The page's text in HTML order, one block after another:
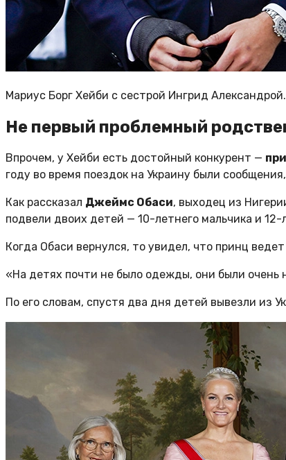
Мариус Борг Хейби с сестрой Ингрид
Не первый проблемный
Впрочем, у Хейби есть достойный конкурент —
году во время поездок на Украину были
Как рассказал Джеймс Обаси, выходец из
подвели двоих детей — 10-летнего мальчика и
Когда Обаси вернулся, то увидел, что принц
«На детях почти не было одежды, они были очень
По его словам, спустя два дня детей вывезли из